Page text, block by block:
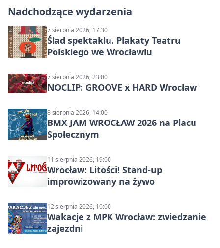
Nadchodzące wydarzenia
7 sierpnia 2026, 17:30
Ślad spektaklu. Plakaty Teatru
Polskiego we Wrocławiu
7 sierpnia 2026, 23:00
NOCLIP: GROOVE x HARD Wrocław
8 sierpnia 2026, 14:00
BMX JAM WROCŁAW 2026 na Placu
Społecznym
11 sierpnia 2026, 19:00
Wrocław: Litości! Stand-up
improwizowany na żywo
12 sierpnia 2026, 10:00
Wakacje z MPK Wrocław: zwiedzanie
zajezdni